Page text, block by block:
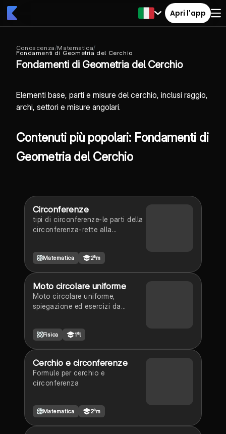
Apri l'app
Conoscenza/Matematica/
Fondamenti di Geometria del Cerchio
Fondamenti di Geometria del Cerchio
Elementi base, parti e misure del cerchio, inclusi raggio,
archi, settori e misure angolari.
Contenuti più popolari: Fondamenti di
Geometria del Cerchio
Circonferenze
tipi di circonferenze-le parti della
circonferenza-rette alla
del cerchio
Matematica 2ªm
Moto circolare uniforme
Moto circolare uniforme,
spiegazione ed esercizi da
Fisica 1ªl
Cerchio e circonferenze
Formule per cerchio e
circonferenza
Matematica 2ªm